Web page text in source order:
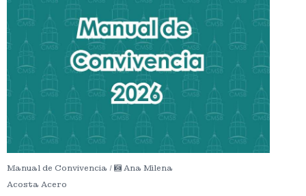
Manual de Convivencia /
Ana Milena
Acosta Acero